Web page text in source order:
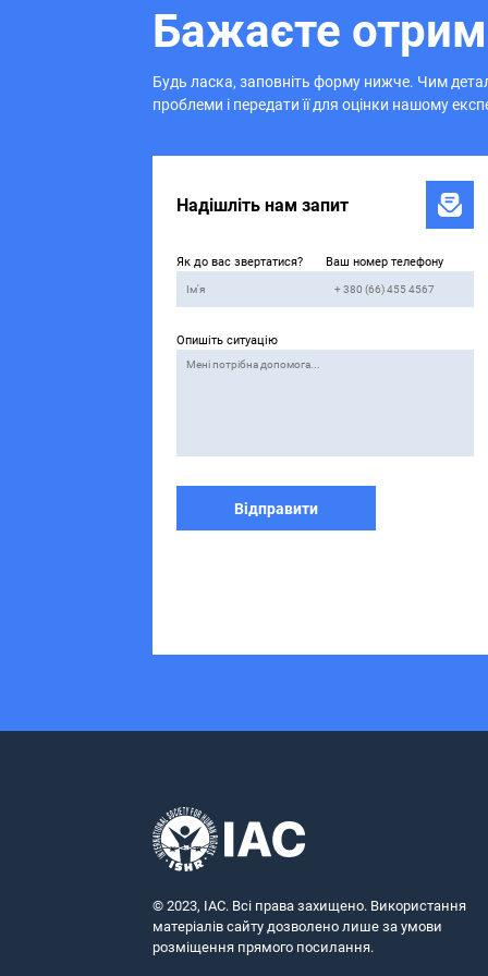
Бажаєте
Будь ласка, заповніть форму нижче. Чим
проблеми і передати її для оцінки нашому
Надішліть нам запит
Як до вас звертатися? Ваш номер телефону
Опишіть ситуацію
© 2023, IAC. Всі права захищено. Використання
матеріалів сайту дозволено лише за умови
розміщення прямого посилання.